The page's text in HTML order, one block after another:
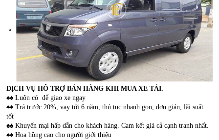
DỊCH VỤ HỖ TRỢ BÁN HÀNG KHI MUA XE TẢI.
♠♠ Luôn có để giao xe ngay
♠♠ Trả trước 20%, vay tới 6 năm, thủ tục nhanh gọn, đơn giản, lãi suất
tốt
♠♠ Khuyến mại hấp dẫn cho khách hàng. Cam kết giá cả cạnh tranh nhất.
♠♠ Hoa hồng cao cho người giới thiệu